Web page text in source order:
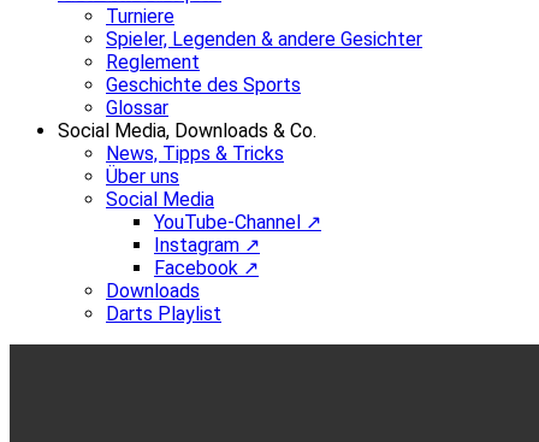
Turniere
Spieler, Legenden & andere Gesichter
Reglement
Geschichte des Sports
Glossar
Social Media, Downloads & Co.
News, Tipps & Tricks
Über uns
Social Media
YouTube-Channel ↗
Instagram ↗
Facebook ↗
Downloads
Darts Playlist